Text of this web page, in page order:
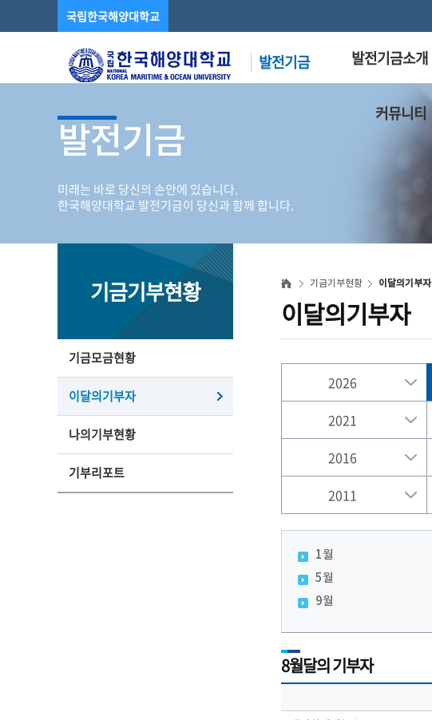
국립한국해양대학교
발전기금 발전기금소개
커뮤니티
발전기금
미래는 바로 당신의 손안에 있습니다.
한국해양대학교 발전기금이 당신과 함께 합니다.
기금기부현황
기금모금현황
이달의기부자
나의기부현황
기부리포트
기금기부현황 이달의기부자
이달의기부자
2026
2021
2016
2011
1월
5월
9월
8월달의 기부자